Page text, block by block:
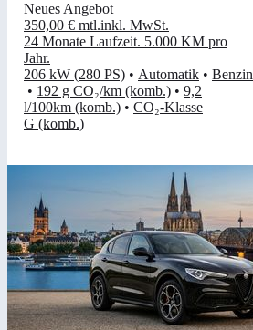
Neues Angebot
350,00 € mtl.inkl. MwSt.
24 Monate Laufzeit. 5.000 KM pro
Jahr.
206 kW (280 PS) • Automatik • Benzin
• 192 g CO₂/km (komb.) • 9,2
l/100km (komb.) • CO₂-Klasse
G (komb.)